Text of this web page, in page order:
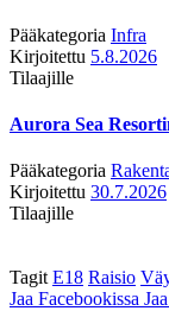
Pääkategoria Infra
Kirjoitettu 5.8.2026
Tilaajille
Aurora Sea
Pääkategoria
Kirjoitettu 30.7.2026
Tilaajille
Tagit E18 Raisio
Jaa Facebookissa